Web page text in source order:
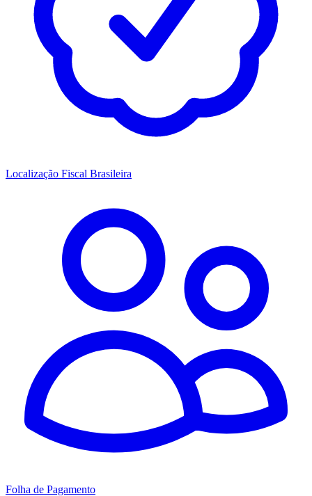
Localização Fiscal Brasileira
Folha de Pagamento